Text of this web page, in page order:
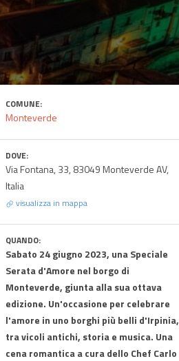
COMUNE:
Monteverde
DOVE:
Via Fontana, 33, 83049 Monteverde AV,
Italia
visualizza in mappa
QUANDO:
Sabato 24 giugno 2023, una Speciale
Serata d'Amore nel borgo di
Monteverde, giunta alla sua ottava
edizione. Un'occasione per celebrare
l'amore in uno borghi più belli d'Irpinia,
tra vicoli antichi, storia e musica. Una
cena romantica a cura dello Chef Carlo